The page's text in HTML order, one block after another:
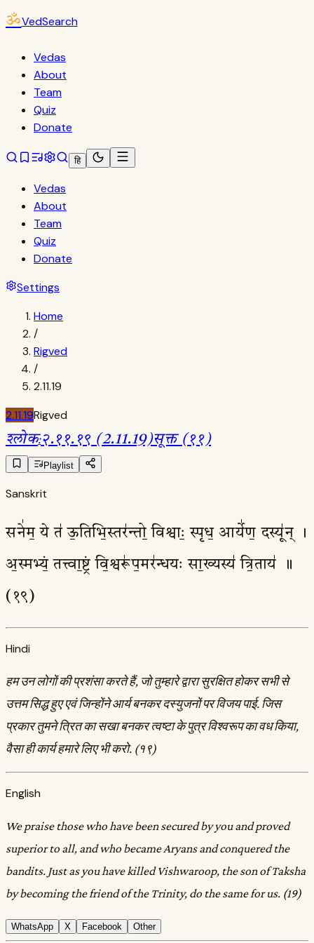
ॐVedSearch
Vedas
About
Team
Quiz
Donate
हि
Vedas
About
Team
Quiz
Donate
Settings
Home
/
Rigved
/
2.11.19
2.11.19Rigved
श्लोक:२.११.१९ (2.11.19)सूक्त (११)
Playlist
Sanskrit
सने॑म॒ ये त॑ ऊ॒तिभि॒स्तर॑न्तो॒ विश्वाः॒ स्पृध॒ आर्ये॑ण॒ दस्यू॑न् ।
अ॒स्मभ्यं॒ तत्त्वा॒ष्ट्रं वि॒श्वरू॑प॒मर॑न्धयः सा॒ख्यस्य॑ त्रि॒ताय॑ ॥
(१९)
Hindi
हम उन लोगों की प्रशंसा करते हैं, जो तुम्हारे द्वारा सुरक्षित होकर सभी से
उत्तम सिद्ध हुए एवं जिन्होंने आर्य बनकर दस्युजनों पर विजय पाई. जिस
प्रकार तुमने त्रित का सखा बनकर त्वष्टा के पुत्र विश्वरूप का वध किया,
वैसा ही कार्य हमारे लिए भी करो. (१९)
English
We praise those who have been secured by you and proved
superior to all, and who became Aryans and conquered the
bandits. Just as you have killed Vishwaroop, the son of Taksha
by becoming the friend of the Trinity, do the same for us. (19)
WhatsApp X Facebook Other